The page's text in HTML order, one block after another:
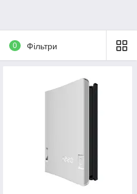
0 Фільтри